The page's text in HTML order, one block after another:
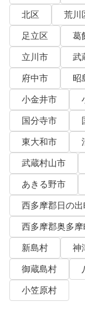
北区
荒川
足立区
葛
立川市
武
府中市
昭
小金井市
国分寺市
東大和市
武蔵村山市
あきる野市
西多摩郡日の出
西多摩郡奥多摩
新島村
神
御蔵島村
小笠原村